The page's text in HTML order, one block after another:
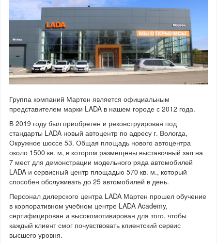
Группа компаний Мартен является официальным
представителем марки LADA в нашем городе с 2012 года.
В 2019 году был приобретен и реконструирован под
стандарты LADA новый автоцентр по адресу г. Вологда,
Окружное шоссе 53. Общая площадь нового автоцентра
около 1500 кв. м, в котором размещены выставочный зал на
7 мест для демонстрации модельного ряда автомобилей
LADA и сервисный центр площадью 570 кв. м., который
способен обслуживать до 25 автомобилей в день.
Персонал дилерского центра LADA Мартен прошел обучение
в корпоративном учебном центре LADA Academy,
сертифицирован и высокомотивирован для того, чтобы
каждый клиент смог почувствовать клиентский сервис
высшего уровня.